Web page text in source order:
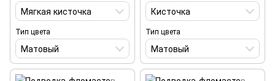
Мягкая кисточка
Тип цвета
Матовый
Кисточка
Тип цвета
Матовый